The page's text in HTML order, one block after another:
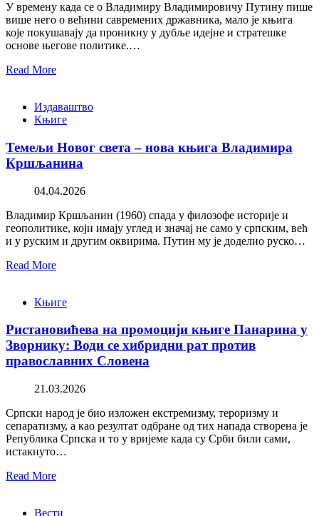
У времену када се о Владимиру Владимировичу Путину пише
више него о већини савремених државника, мало је књига
које покушавају да проникну у дубље идејне и стратешке
основе његове политике.…
Read More
Издаваштво
Књиге
Темељи Новог света – нова књига Владимира
Кршљанина
04.04.2026
Владимир Кршљанин (1960) спада у филозофе историје и
геополитике, који имају углед и значај не само у српским, већ
и у руским и другим оквирима. Путин му је доделио руско…
Read More
Књиге
Ристановићева на промоцији књиге Панарина у
Зворнику: Води се хибридни рат против
православних Словена
21.03.2026
Српски народ је био изложен екстремизму, тероризму и
сепаратизму, а као резултат одбране од тих напада створена је
Република Српска и то у вријеме када су Срби били сами,
истакнуто…
Read More
Вести